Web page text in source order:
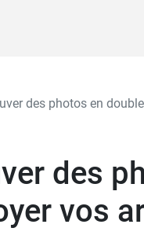
des photos en
des
vos